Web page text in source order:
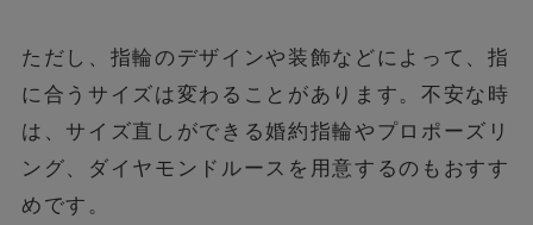
ただし、指輪のデザインや装飾などによって、指
に合うサイズは変わることがあります。不安な時
は、サイズ直しができる婚約指輪やプロポーズリ
ング、ダイヤモンドルースを用意するのもおすす
めです。